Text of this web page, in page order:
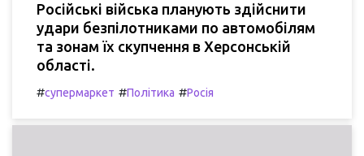
Російські війська планують здійснити
удари безпілотниками по автомобілям
та зонам їх скупчення в Херсонській
області.
#супермаркет #Політика #Росія